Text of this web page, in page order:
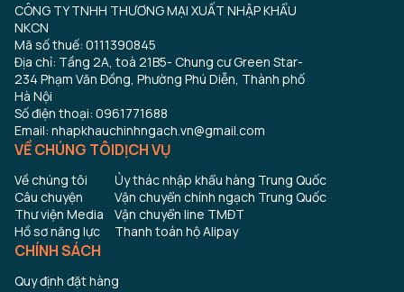
CÔNG TY TNHH THƯƠNG MẠI XUẤT NHẬP KHẨU
NKCN
Mã số thuế: 0111390845
Địa chỉ: Tầng 2A, toà 21B5- Chung cư Green Star-
234 Phạm Văn Đồng, Phường Phú Diễn, Thành phố
Hà Nội
Số điện thoại: 0961771688
Email: nhapkhauchinhngach.vn@gmail.com
VỀ CHÚNG TÔI
Về chúng tôi
Câu chuyện
Thư viện Media
Hồ sơ năng lực
DỊCH VỤ
Ủy thác nhập khẩu hàng Trung Quốc
Vận chuyển chính ngạch Trung Quốc
Vận chuyển line TMĐT
Thanh toán hộ Alipay
CHÍNH SÁCH
Quy định đặt hàng